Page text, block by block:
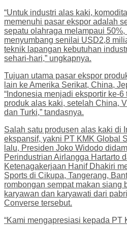
“Untuk industri alas kaki,
memenuhi pasar ekspor adalah
sepatu olahraga melampaui
menyumbang senilai USD2,8
teknik lapangan kebutuhan
sehari-hari,” ungkapnya.
Tujuan utama pasar ekspor
lain ke Amerika Serikat, China,
“Indonesia menjadi eksportir ke-
produk alas kaki, setelah China,
dan Turki,” tandasnya.
Salah satu produsen alas kaki di
ekspansif, yakni PT KMK Global
lalu, Presiden Joko Widodo
Perindustrian Airlangga Hartarto
Ketenagakerjaan Hanif Dhakiri
Sports di Cikupa, Tangerang,
rombongan sempat makan siang
karyawan dan karyawati dari
Converse tersebut.
“Kami mengapresiasi kepada PT